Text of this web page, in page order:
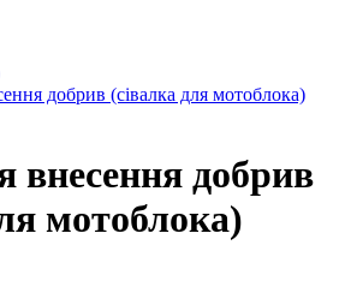
добрив (сівалка для мотоблока)
внесення добрив
мотоблока)